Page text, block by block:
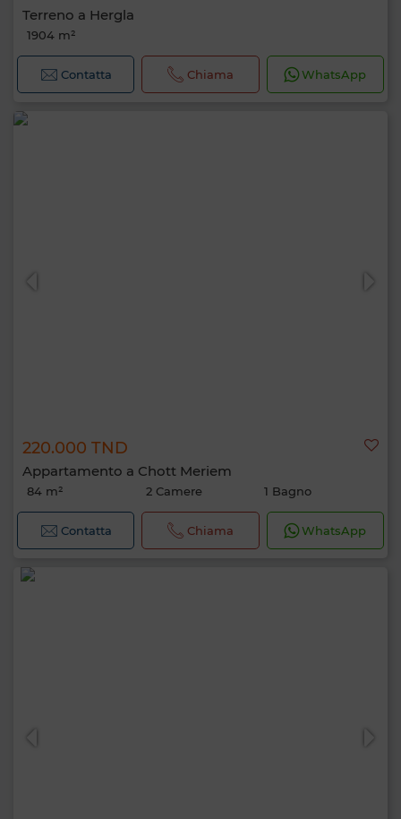
Terreno a Hergla
1904 m²
Contatta Chiama WhatsApp
220.000 TND
Appartamento a Chott Meriem
84 m² 2 Camere 1 Bagno
Contatta Chiama WhatsApp